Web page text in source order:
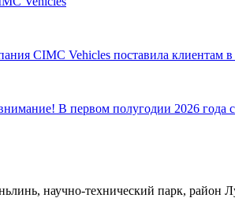
CIMC Vehicles поставила клиентам
В первом полугодии 2026 года
научно-технический парк, район